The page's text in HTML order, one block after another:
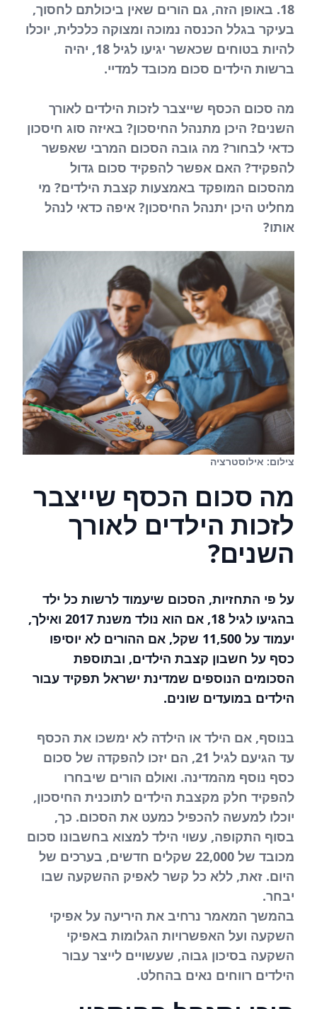
18. באופן הזה, גם הורים שאין ביכולתם לחסוך,
בעיקר בגלל הכנסה נמוכה ומצוקה כלכלית, יוכלו
להיות בטוחים שכאשר יגיעו לגיל 18, יהיה
ברשות הילדים סכום מכובד למדיי.
מה סכום הכסף שייצבר לזכות הילדים לאורך
השנים? היכן מתנהל החיסכון? באיזה סוג חיסכון
כדאי לבחור? מה גובה הסכום המרבי שאפשר
להפקיד? האם אפשר להפקיד סכום גדול
מהסכום המופקד באמצעות קצבת הילדים? מי
מחליט היכן יתנהל החיסכון? איפה כדאי לנהל
אותו?
צילום: אילוסטרציה
מה סכום הכסף שייצבר
לזכות הילדים לאורך
השנים?
על פי התחזיות, הסכום שיעמוד לרשות כל ילד
בהגיעו לגיל 18, אם הוא נולד משנת 2017 ואילך,
יעמוד על 11,500 שקל, אם ההורים לא יוסיפו
כסף על חשבון קצבת הילדים, ובתוספת
הסכומים הנוספים שמדינת ישראל תפקיד עבור
הילדים במועדים שונים.
בנוסף, אם הילד או הילדה לא ימשכו את הכסף
עד הגיעם לגיל 21, הם יזכו להפקדה של סכום
כסף נוסף מהמדינה. ואולם הורים שיבחרו
להפקיד חלק מקצבת הילדים לתוכנית החיסכון,
יוכלו למעשה להכפיל כמעט את הסכום. כך,
בסוף התקופה, עשוי הילד למצוא בחשבונו סכום
מכובד של 22,000 שקלים חדשים, בערכים של
היום. זאת, ללא כל קשר לאפיק ההשקעה שבו
יבחר.
בהמשך המאמר נרחיב את היריעה על אפיקי
השקעה ועל האפשרויות הגלומות באפיקי
השקעה בסיכון גבוה, שעשויים לייצר עבור
הילדים רווחים נאים בהחלט.